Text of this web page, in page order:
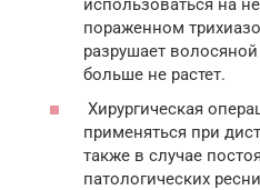
использоваться на
пораженном
разрушает
больше не растет.
Хирургическая
применяться при
также в случае
патологических